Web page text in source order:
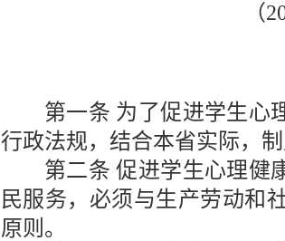
（
第一条 为了促进学生心
行政法规，结合本省实际，制
第二条 促进学生心理健
民服务，必须与生产劳动和
原则。